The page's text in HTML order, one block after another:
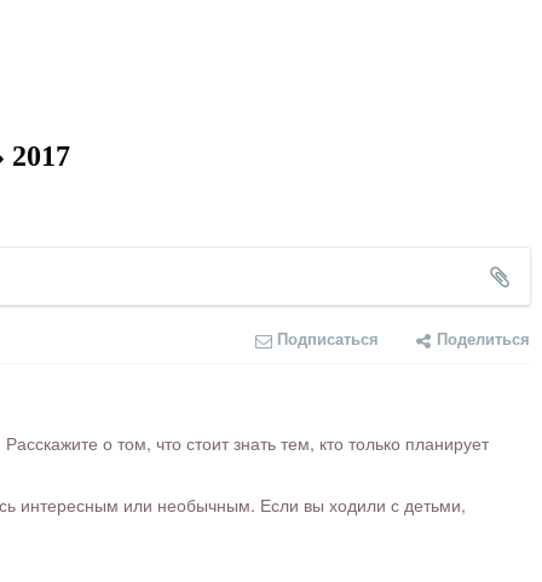
Подписаться Поделиться
о том, что стоит знать тем, кто только планирует
интересным или необычным. Если вы ходили с детьми,